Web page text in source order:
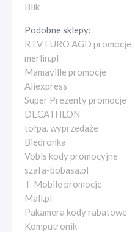
Blik
Podobne sklepy:
RTV EURO AGD promocje
merlin.pl
Mamaville promocje
Aliexpress
Super Prezenty promocje
DECATHLON
tołpa. wyprzedaże
Biedronka
Vobis kody promocyjne
szafa-bobasa.pl
T-Mobile promocje
Mall.pl
Pakamera kody rabatowe
Komputronik